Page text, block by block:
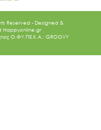
Reserved - Designed &
Happyonline.gr
Ο.ΦΥ.ΠΕ.Κ.Α.: GROOVY